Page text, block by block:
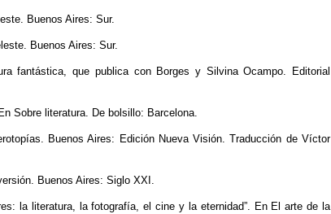
Buenos Aires: Sur.
Buenos Aires: Sur.
fantástica, que publica con Borges y Silvina Ocampo. Editorial
Sobre literatura. De bolsillo: Barcelona.
Buenos Aires: Edición Nueva Visión. Traducción de Víctor
Buenos Aires: Siglo XXI.
la literatura, la fotografía, el cine y la eternidad”. En El arte de la